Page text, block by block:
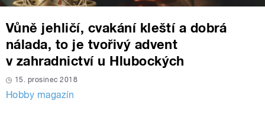
Vůně jehličí, cvakání kleští a dobrá
nálada, to je tvořivý advent
v zahradnictví u Hlubockých
15. prosinec 2018
Hobby magazín